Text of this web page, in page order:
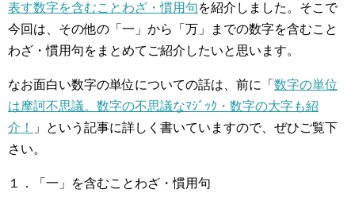
表す数字を含むことわざ・慣用句を紹介しました。そこで
今回は、その他の「一」から「万」までの数字を含むこと
わざ・慣用句をまとめてご紹介したいと思います。
なお面白い数字の単位についての話は、前に「 数字の単位
は摩訶不思議。数字の不思議なﾏｼﾞｯｸ・数字の大字も紹
介！
」という記事に詳しく書いていますので、ぜひご覧下
さい。
１．「一」を含むことわざ・慣用句